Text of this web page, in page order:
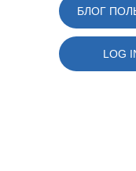
БЛОГ
LOG